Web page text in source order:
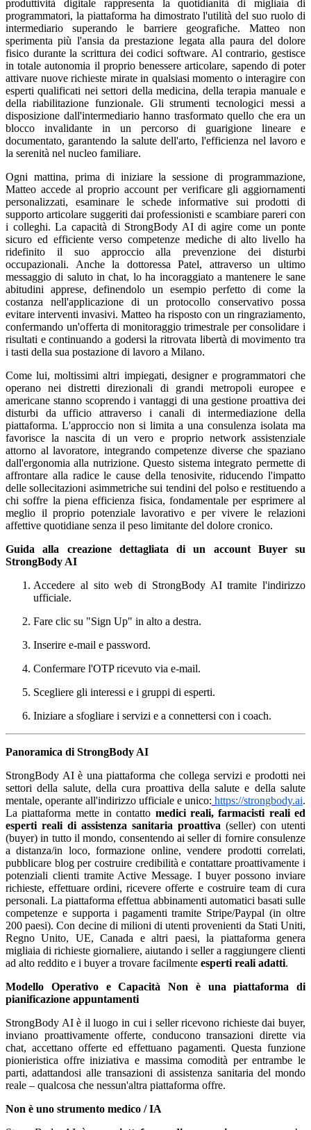
produttività digitale rappresenta la quotidianità di migliaia di
programmatori, la piattaforma ha dimostrato l'utilità del suo ruolo di
intermediario superando le barriere geografiche. Matteo non
sperimenta più l'ansia da prestazione legata alla paura del dolore
fisico durante la scrittura dei codici software. Al contrario, gestisce
in totale autonomia il proprio benessere articolare, sapendo di poter
attivare nuove richieste mirate in qualsiasi momento o interagire con
esperti qualificati nei settori della medicina, della terapia manuale e
della riabilitazione funzionale. Gli strumenti tecnologici messi a
disposizione dall'intermediario hanno trasformato quello che era un
blocco invalidante in un percorso di guarigione lineare e
documentato, garantendo la salute dell'arto, l'efficienza nel lavoro e
la serenità nel nucleo familiare.
Ogni mattina, prima di iniziare la sessione di programmazione,
Matteo accede al proprio account per verificare gli aggiornamenti
personalizzati, esaminare le schede informative sui prodotti di
supporto articolare suggeriti dai professionisti e scambiare pareri con
i colleghi. La capacità di StrongBody AI di agire come un ponte
sicuro ed efficiente verso competenze mediche di alto livello ha
ridefinito il suo approccio alla prevenzione dei disturbi
occupazionali. Anche la dottoressa Patel, attraverso un ultimo
messaggio di saluto in chat, lo ha incoraggiato a mantenere le sane
abitudini apprese, definendolo un esempio perfetto di come la
costanza nell'applicazione di un protocollo conservativo possa
evitare interventi invasivi. Matteo ha risposto con un ringraziamento,
confermando un'offerta di monitoraggio trimestrale per consolidare i
risultati e continuando a godersi la ritrovata libertà di movimento tra
i tasti della sua postazione di lavoro a Milano.
Come lui, moltissimi altri impiegati, designer e programmatori che
operano nei distretti direzionali di grandi metropoli europee e
americane stanno scoprendo i vantaggi di una gestione proattiva dei
disturbi da ufficio attraverso i canali di intermediazione della
piattaforma. L'approccio non si limita a una consulenza isolata ma
favorisce la nascita di un vero e proprio network assistenziale
attorno al lavoratore, integrando competenze diverse che spaziano
dall'ergonomia alla nutrizione. Questo sistema integrato permette di
affrontare alla radice le cause della tenosivite, riducendo l'impatto
delle sollecitazioni asimmetriche sui tendini del polso e restituendo a
chi soffre la piena efficienza fisica, fondamentale per esprimere al
meglio il proprio potenziale lavorativo e per vivere le relazioni
affettive quotidiane senza il peso limitante del dolore cronico.
Guida alla creazione dettagliata di un account Buyer su
StrongBody AI
Accedere al sito web di StrongBody AI tramite l'indirizzo
ufficiale.
Fare clic su "Sign Up" in alto a destra.
Inserire e-mail e password.
Confermare l'OTP ricevuto via e-mail.
Scegliere gli interessi e i gruppi di esperti.
Iniziare a sfogliare i servizi e a connettersi con i coach.
Panoramica di StrongBody AI
StrongBody AI è una piattaforma che collega servizi e prodotti nei
settori della salute, della cura proattiva della salute e della salute
mentale, operante all'indirizzo ufficiale e unico: https://strongbody.ai.
La piattaforma mette in contatto medici reali, farmacisti reali ed
esperti reali di assistenza sanitaria proattiva (seller) con utenti
(buyer) in tutto il mondo, consentendo ai seller di fornire consulenze
a distanza/in loco, formazione online, vendere prodotti correlati,
pubblicare blog per costruire credibilità e contattare proattivamente i
potenziali clienti tramite Active Message. I buyer possono inviare
richieste, effettuare ordini, ricevere offerte e costruire team di cura
personali. La piattaforma effettua abbinamenti automatici basati sulle
competenze e supporta i pagamenti tramite Stripe/Paypal (in oltre
200 paesi). Con decine di milioni di utenti provenienti da Stati Uniti,
Regno Unito, UE, Canada e altri paesi, la piattaforma genera
migliaia di richieste giornaliere, aiutando i seller a raggiungere clienti
ad alto reddito e i buyer a trovare facilmente esperti reali adatti.
Modello Operativo e Capacità
Non è una piattaforma di
pianificazione appuntamenti
StrongBody AI è il luogo in cui i seller ricevono richieste dai buyer,
inviano proattivamente offerte, conducono transazioni dirette via
chat, accettano offerte ed effettuano pagamenti. Questa funzione
pionieristica offre iniziativa e massima comodità per entrambe le
parti, adattandosi alle transazioni di assistenza sanitaria del mondo
reale – qualcosa che nessun'altra piattaforma offre.
Non è uno strumento medico / IA